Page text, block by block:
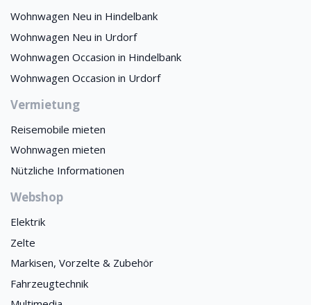
Wohnwagen Neu in Hindelbank
Wohnwagen Neu in Urdorf
Wohnwagen Occasion in Hindelbank
Wohnwagen Occasion in Urdorf
Vermietung
Reisemobile mieten
Wohnwagen mieten
Nützliche Informationen
Webshop
Elektrik
Zelte
Markisen, Vorzelte & Zubehör
Fahrzeugtechnik